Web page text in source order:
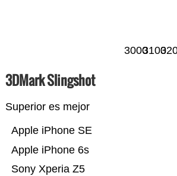
30003100
3DMark Slingshot
Superior es mejor
Sony Xperia Z5
Apple iPhone 6s
Apple iPhone SE